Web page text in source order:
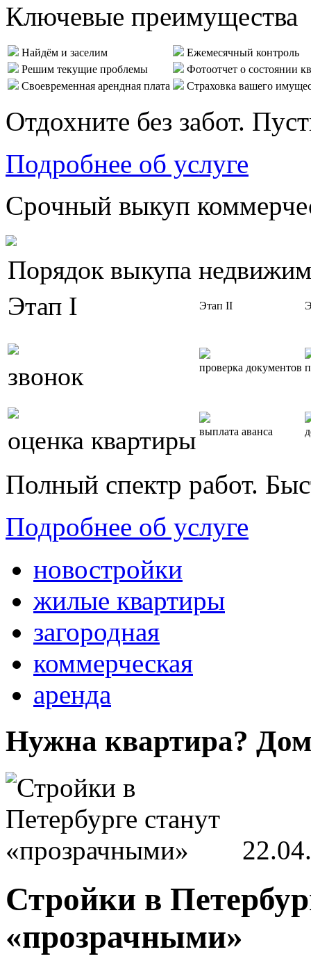
Ключевые преимущества
Найдём и заселим
Ежемесячный контроль
Решим текущие проблемы
Фотоотчет о состоянии
Своевременная арендная плата
Страховка вашего
Отдохните без забот.
Подробнее об услуге
Срочный выкуп
Порядок выкупа
Этап I
Этап II
звонок проверка документов
оценка квартиры выплата аванса
Полный спектр работ.
Подробнее об услуге
новостройки
жилые квартиры
загородная
коммерческая
аренда
Нужна квартира?
Стройки в
«прозрачными»